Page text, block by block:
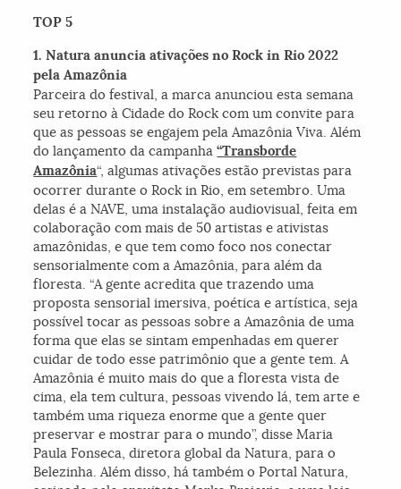
TOP 5
1. Natura anuncia ativações no Rock in Rio 2022
pela Amazônia
Parceira do festival, a marca anunciou esta semana
seu retorno à Cidade do Rock com um convite para
que as pessoas se engajem pela Amazônia Viva. Além
do lançamento da campanha“Transborde
Amazônia“, algumas ativações estão previstas para
ocorrer durante o Rock in Rio, em setembro. Uma
delas é a NAVE, uma instalação audiovisual, feita em
colaboração com mais de 50 artistas e ativistas
amazônidas, e que tem como foco nos conectar
sensorialmente com a Amazônia, para além da
floresta. “A gente acredita que trazendo uma
proposta sensorial imersiva, poética e artística, seja
possível tocar as pessoas sobre a Amazônia de uma
forma que elas se sintam empenhadas em querer
cuidar de todo esse patrimônio que a gente tem. A
Amazônia é muito mais do que a floresta vista de
cima, ela tem cultura, pessoas vivendo lá, tem arte e
também uma riqueza enorme que a gente quer
preservar e mostrar para o mundo”, disse Maria
Paula Fonseca, diretora global da Natura, para o
Belezinha. Além disso, há também o Portal Natura,